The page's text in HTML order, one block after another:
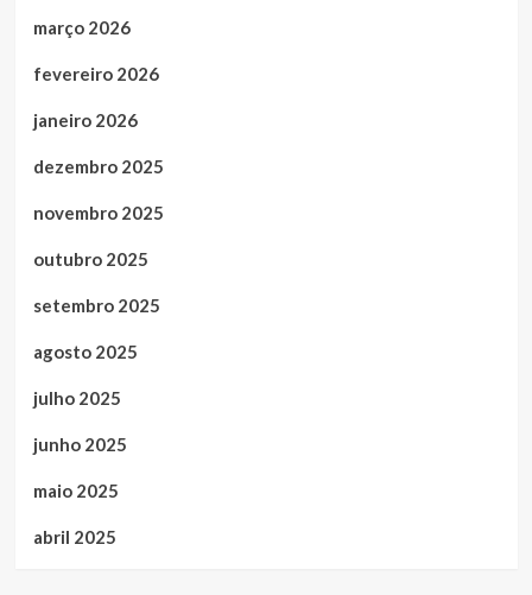
março 2026
fevereiro 2026
janeiro 2026
dezembro 2025
novembro 2025
outubro 2025
setembro 2025
agosto 2025
julho 2025
junho 2025
maio 2025
abril 2025